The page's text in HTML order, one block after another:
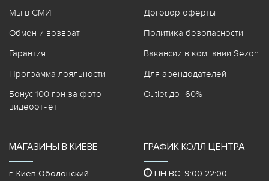
Мы в СМИ
Обмен и возврат
Гарантия
Программа лояльности
Бонус 100 грн за фото-
видеоотчет
Договор оферты
Политика безопасности
Вакансии в компании Sezon
Для арендодателей
Outlet до -60%
МАГАЗИНЫ В КИЕВЕ
г. Киев Оболонский
ГРАФИК КОЛЛ ЦЕНТРА
ПН-ВС: 9:00-22:00